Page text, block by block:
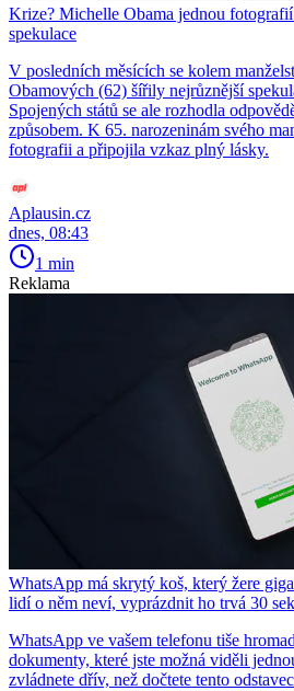
Krize? Michelle Obama jednou
spekulace
V posledních měsících se kolem
Obamových (62) šířily nejrůznější
Spojených států se ale rozhodla
způsobem. K 65. narozeninám svého
fotografii a připojila vzkaz plný lásky.
Aplausin.cz
dnes, 08:43
1 min
Reklama
WhatsApp má skrytý koš, který žere
lidí o něm neví, vyprázdnit ho trvá 30
WhatsApp ve vašem telefonu tiše
dokumenty, které jste možná viděli
zvládnete dřív, než dočtete tento